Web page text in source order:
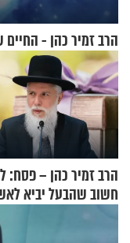
הרב זמיר כהן -
הרב זמיר כהן – פסח:
חשוב שהבעל יביא
מתנה לחג?